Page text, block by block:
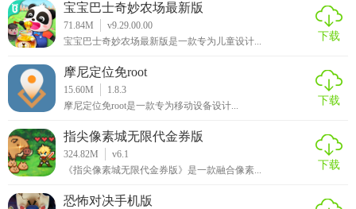
宝宝巴士奇妙农场最新版
71.84M
v9.29.00.00
宝宝巴士奇妙农场最新版是一款专为儿童设计...
下载
摩尼定位免root
15.60M
1.8.3
摩尼定位免root是一款专为移动设备设计...
下载
指尖像素城无限代金券版
324.82M
v6.1
《指尖像素城无限代金券版》是一款融合像素...
下载
恐怖对决手机版